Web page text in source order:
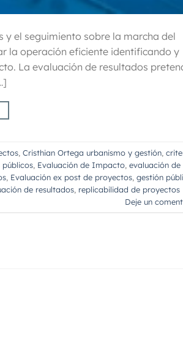
y el seguimiento sobre la marcha del
la operación eficiente identificando y
La evaluación de resultados
Cristhian Ortega urbanismo y gestión
Evaluación de Impacto evaluación de
Evaluación ex post de proyectos gestión
de resultados replicabilidad de proyectos
Deje un